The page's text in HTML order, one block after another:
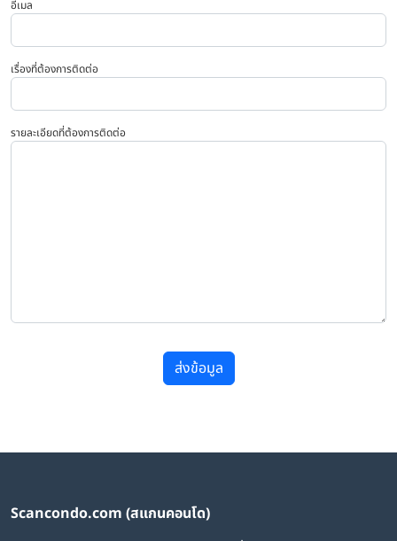
อีเมล
เรื่องที่ต้องการติดต่อ
รายละเอียดที่ต้องการติดต่อ
ส่งข้อมูล
Scancondo.com (สแกนคอนโด)